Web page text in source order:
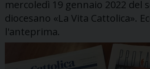
mercoledì 19 gennaio 2022 del
diocesano «La Vita Cattolica».
l'anteprima.